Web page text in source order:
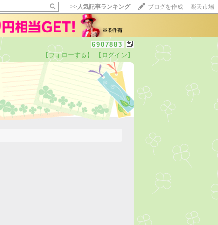
>>人気記事ランキング ブログを作成 楽天市場
6907883
【フォローする】 【ログイン】